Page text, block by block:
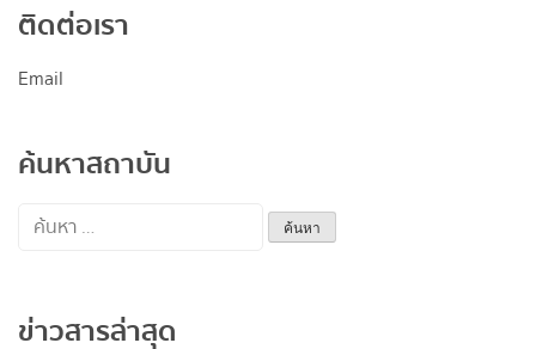
ติดต่อเรา
Email
ค้นหาสถาบัน
ค้นหา
ข่าวสารล่าสุด